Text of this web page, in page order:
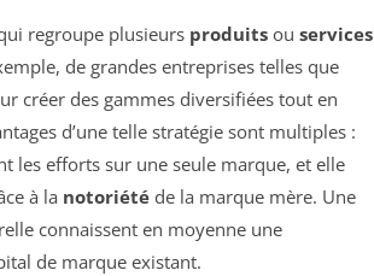
regroupe plusieurs produits ou services
de grandes entreprises telles que
créer des gammes diversifiées tout en
d’une telle stratégie sont multiples :
les efforts sur une seule marque, et elle
à la notoriété de la marque mère. Une
connaissent en moyenne une
de marque existant.